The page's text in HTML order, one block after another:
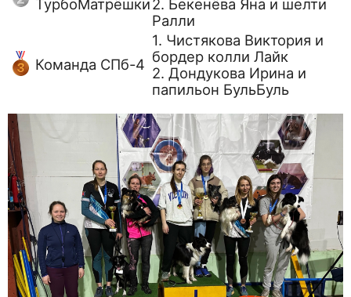
ТурбоМатрёшки2. Бекенёва Яна и шелти
Ралли
Команда СПб-4
1. Чистякова Виктория и
бордер колли Лайк
2. Дондукова Ирина и
папильон БульБуль